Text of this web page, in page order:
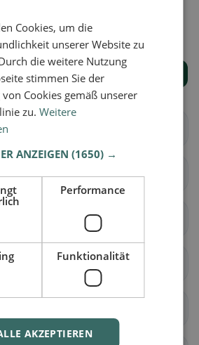
la tua ricerca di ristoranti.
tutti i luoghi
Eggendorf im
Traunkreis
Hargelsberg
Hofkirchen im
Traunkreis
Cookies, um die
unserer Website zu
die weitere Nutzung
stimmen Sie der
Cookies gemäß unserer
zu.Weitere
ANZEIGEN(1650) →
Performance
Funktionalität
AKZEPTIEREN